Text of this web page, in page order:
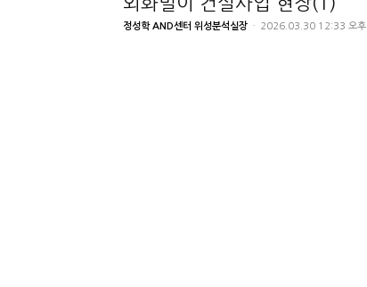
정성학 AND센터 위성분석실장 - 2026.03.30 12:33 오후